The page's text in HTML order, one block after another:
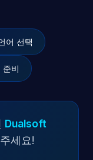
어 선택
준비
Dualsoft
세요!